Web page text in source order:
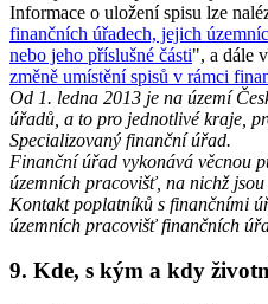
Informace o uložení spisu lze
finančních úřadech, jejich
nebo jeho příslušné části", a dále
změně umístění spisů v rámci
Od 1. ledna 2013 je na území
úřadů, a to pro jednotlivé kraje,
Specializovaný finanční úřad.
Finanční úřad vykonává věcnou
územních pracovišť, na nichž
Kontakt poplatníků s finančními
územních pracovišť finančních
9. Kde, s kým a kdy